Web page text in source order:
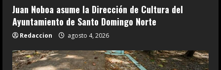
Juan Noboa asume la Dirección de Cultura del
Ayuntamiento de Santo Domingo Norte
Redaccion agosto 4, 2026